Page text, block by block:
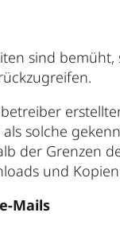
sind
solche
der Grenzen
und
Mails